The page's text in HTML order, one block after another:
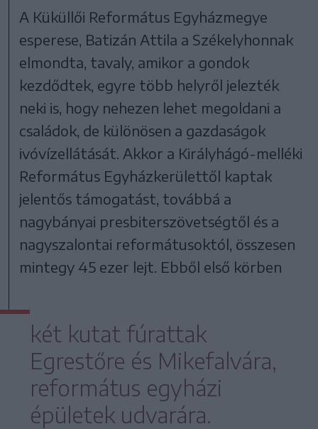
A Küküllői Református Egyházmegye
esperese, Batizán Attila a Székelyhonnak
elmondta, tavaly, amikor a gondok
kezdődtek, egyre több helyről jelezték
neki is, hogy nehezen lehet megoldani a
családok, de különösen a gazdaságok
ivóvízellátását. Akkor a Királyhágó-melléki
Református Egyházkerülettől kaptak
jelentős támogatást, továbbá a
nagybányai presbiterszövetségtől és a
nagyszalontai reformátusoktól, összesen
mintegy 45 ezer lejt. Ebből első körben
két kutat fúrattak
Egrestőre és Mikefalvára,
református egyházi
épületek udvarára.